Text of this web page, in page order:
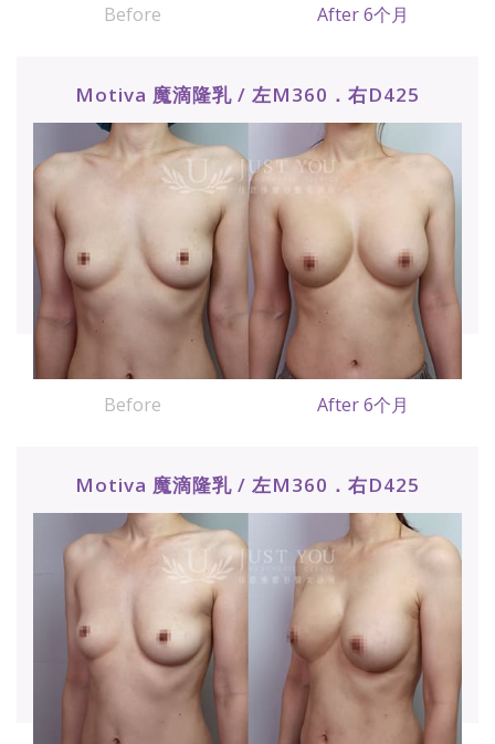
Before After 6个月
Motiva 魔滴隆乳 / 左M360．右D425
Before After 6个月
Motiva 魔滴隆乳 / 左M360．右D425